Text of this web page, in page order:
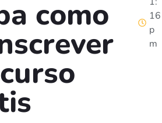
como
16
p
m